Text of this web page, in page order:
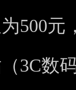
500元
3C数